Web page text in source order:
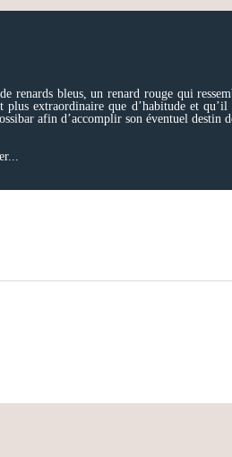
renards bleus, un renard rouge qui
plus extraordinaire que d’habitude et
afin d’accomplir son éventuel destin